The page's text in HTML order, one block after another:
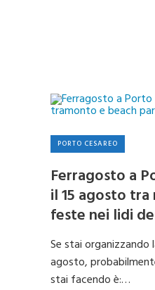
PORTO CESAREO
Ferragosto a
il 15 agosto
feste nei lidi
Se stai organizzando
agosto,
stai facendo è:…